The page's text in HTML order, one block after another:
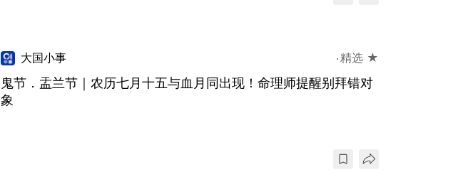
大国小事 精选 ★
鬼节．盂兰节｜农历七月十五与血月同出现！命理师提醒别拜错对
象